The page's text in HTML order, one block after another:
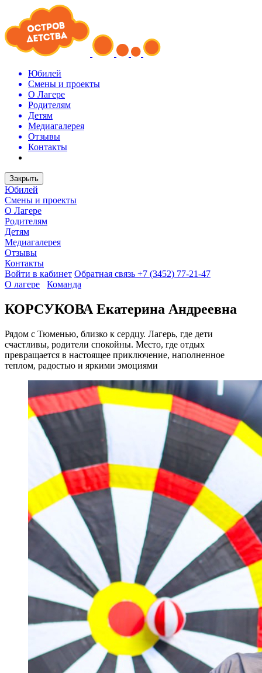
Юбилей
Смены и проекты
О Лагере
Родителям
Детям
Медиагалерея
Отзывы
Контакты
Закрыть
Юбилей
Смены и проекты
О Лагере
Родителям
Детям
Медиагалерея
Отзывы
Контакты
Войти в кабинет Обратная связь +7 (3452) 77-21-47
О лагере
Команда
КОРСУКОВА Екатерина Андреевна
Рядом с Тюменью, близко к сердцу. Лагерь, где дети
счастливы, родители спокойны. Место, где отдых
превращается в настоящее приключение, наполненное
теплом, радостью и яркими эмоциями